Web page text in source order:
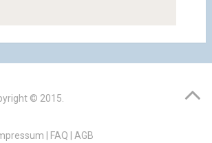
© 2015.
| FAQ | AGB